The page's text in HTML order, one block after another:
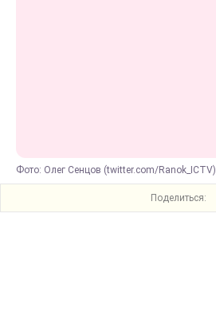
Фото: Олег Сенцов (twitter.com/Ranok_ICTV)
Поделиться: